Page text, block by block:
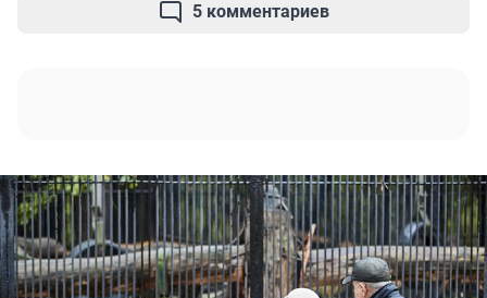
5 комментариев